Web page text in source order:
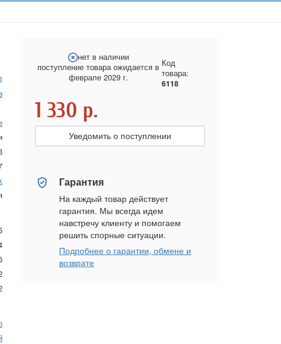
нет в наличии
поступление товара ожидается в
феврале 2029 г.
Код
товара:
6118
1 330 р.
Уведомить о поступлении
Гарантия
На каждый товар действует
гарантия. Мы всегда идем
навстречу клиенту и помогаем
решить спорные ситуации.
Подробнее о гарантии, обмене и
возврате